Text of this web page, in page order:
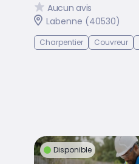
Aucun avis
Labenne (40530)
Charpentier Couvreur
Disponible